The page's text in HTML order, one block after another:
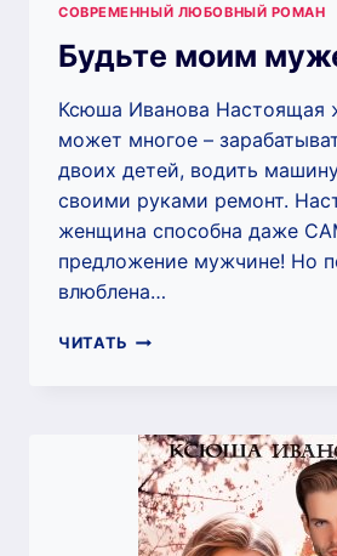
СОВРЕМЕННЫЙ ЛЮБОВНЫЙ РОМАН
Будьте моим
Ксюша Иванова Настоящая
может многое –
двоих детей, водить
своими руками ремонт.
женщина способна даже
предложение мужчине! Но
влюблена…
ЧИТАТЬ БУДЬТЕ